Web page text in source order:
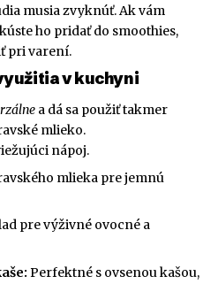
musia zvyknúť. Ak vám
ho pridať do smoothies,
pri varení.
v kuchyni
a dá sa použiť takmer
mlieko.
nápoj.
mlieka pre jemnú
pre výživné ovocné a
Perfektné s ovsenou kašou,